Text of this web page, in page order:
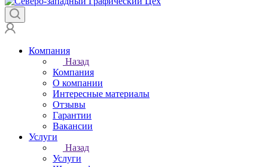
Компания
Назад
Компания
О компании
Интересные материалы
Отзывы
Гарантии
Вакансии
Услуги
Назад
Услуги